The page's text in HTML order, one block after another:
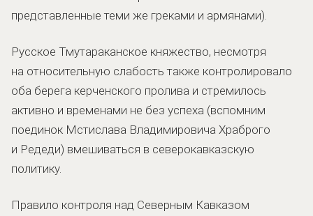
представленные теми же греками и армянами).
Русское Тмутараканское княжество, несмотря
на относительную слабость также контролировало
оба берега керченского пролива и стремилось
активно и временами не без успеха (вспомним
поединок Мстислава Владимировича Храброго
и Редеди) вмешиваться в северокавказскую
политику.
Правило контроля над Северным Кавказом